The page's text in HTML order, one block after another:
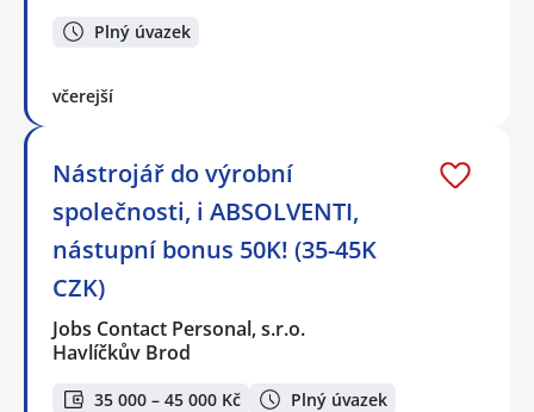
Plný úvazek
včerejší
Nástrojář do výrobní
společnosti, i ABSOLVENTI,
nástupní bonus 50K! (35-45K
CZK)
Jobs Contact Personal, s.r.o.
Havlíčkův Brod
35 000 – 45 000 Kč
Plný úvazek